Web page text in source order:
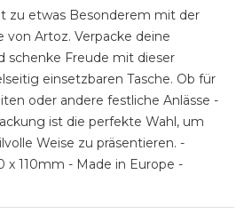
zu etwas Besonderem mit der
von Artoz. Verpacke deine
schenke Freude mit dieser
einsetzbaren Tasche. Ob für
oder andere festliche Anlässe -
ist die perfekte Wahl, um
Weise zu präsentieren. -
x 110mm - Made in Europe -